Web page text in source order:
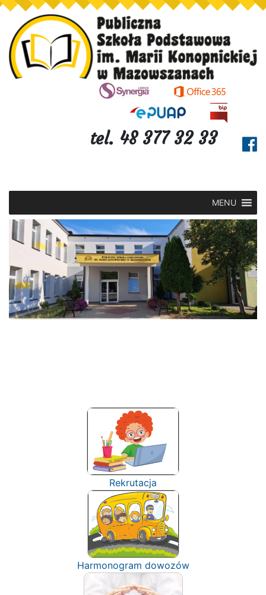
tel. 48 377 32 33
MENU
Rekrutacja
Harmonogram dowozów